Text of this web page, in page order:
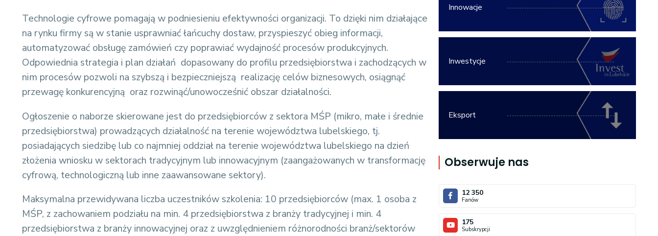
Technologie cyfrowe pomagają w podniesieniu efektywności organizacji. To dzięki nim działające
na rynku firmy są w stanie usprawniać łańcuchy dostaw, przyspieszyć obieg informacji,
automatyzować obsługę zamówień czy poprawiać wydajność procesów produkcyjnych.
Odpowiednia strategia i plan działań dopasowany do profilu przedsiębiorstwa i zachodzących w
nim procesów pozwoli na szybszą i bezpieczniejszą realizację celów biznesowych, osiągnąć
przewagę konkurencyjną oraz rozwinąć/unowocześnić obszar działalności.
Ogłoszenie o naborze skierowane jest do przedsiębiorców z sektora MŚP (mikro, małe i średnie
przedsiębiorstwa) prowadzących działalność na terenie województwa lubelskiego, tj.
posiadających siedzibę lub co najmniej oddział na terenie województwa lubelskiego na dzień
złożenia wniosku w sektorach tradycyjnym lub innowacyjnym (zaangażowanych w transformację
cyfrową, technologiczną lub inne zaawansowane sektory).
Maksymalna przewidywana liczba uczestników szkolenia: 10 przedsiębiorców (max. 1 osoba z
MŚP, z zachowaniem podziału na min. 4 przedsiębiorstwa z branży tradycyjnej i min. 4
przedsiębiorstwa z branży innowacyjnej oraz z uwzględnieniem różnorodności branż/sektorów
Innowacje
Inwestycje
Eksport
Obserwuje nas
12 350
Fanów
175
Subskrypcji